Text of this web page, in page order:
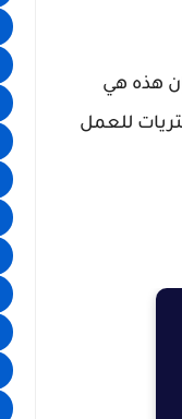
هذه هي
للعمل